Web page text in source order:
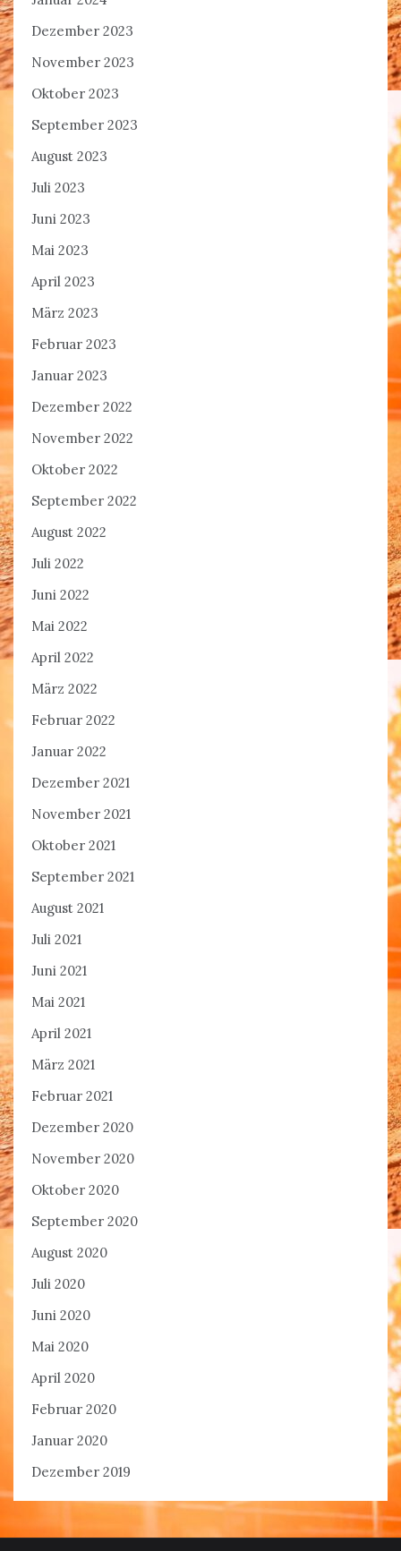
Dezember 2023
November 2023
Oktober 2023
September 2023
August 2023
Juli 2023
Juni 2023
Mai 2023
April 2023
März 2023
Februar 2023
Januar 2023
Dezember 2022
November 2022
Oktober 2022
September 2022
August 2022
Juli 2022
Juni 2022
Mai 2022
April 2022
März 2022
Februar 2022
Januar 2022
Dezember 2021
November 2021
Oktober 2021
September 2021
August 2021
Juli 2021
Juni 2021
Mai 2021
April 2021
März 2021
Februar 2021
Dezember 2020
November 2020
Oktober 2020
September 2020
August 2020
Juli 2020
Juni 2020
Mai 2020
April 2020
Februar 2020
Januar 2020
Dezember 2019